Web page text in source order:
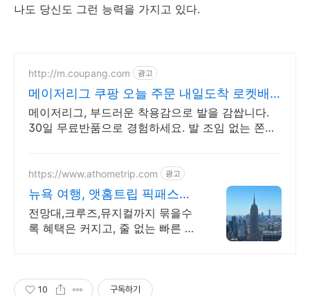
나도 당신도 그런 능력을 가지고 있다.
http://m.coupang.com 광고
메이저리그 쿠팡 오늘 주문 내일도착 로켓배
송
메이저리그, 부드러운 착용감으로 발을 감쌉니다.
30일 무료반품으로 경험하세요. 발 조임 없는 쫀쫀
https://www.athometrip.com 광고
뉴욕 여행, 앳홈트립 픽패스로
더 합리적으로
전망대,크루즈,뮤지컬까지 묶을수
록 혜택은 커지고, 줄 없는 빠른 입
10 구독하기